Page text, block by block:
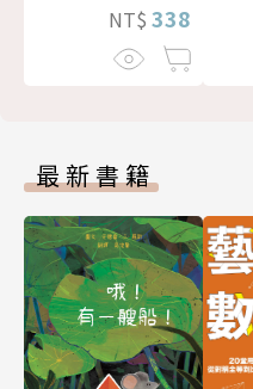
NT$ 338
最新書籍